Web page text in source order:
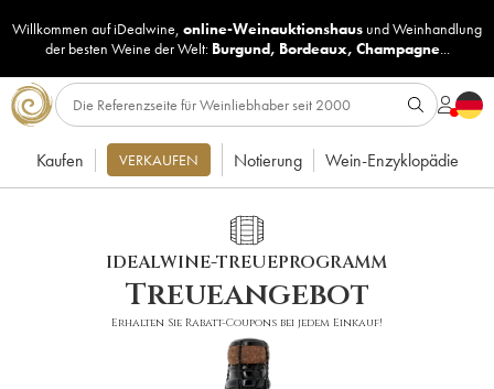
Willkommen auf iDealwine, online-Weinauktionshaus undWeinhandlung
der besten Weine der Welt: Burgund, Bordeaux, Champagne...
Kaufen VERKAUFEN Notierung Wein-Enzyklopädie
IDEALWINE-TREUEPROGRAMM
Treueangebot
Erhalten Sie Rabatt-Coupons bei jedem Einkauf!